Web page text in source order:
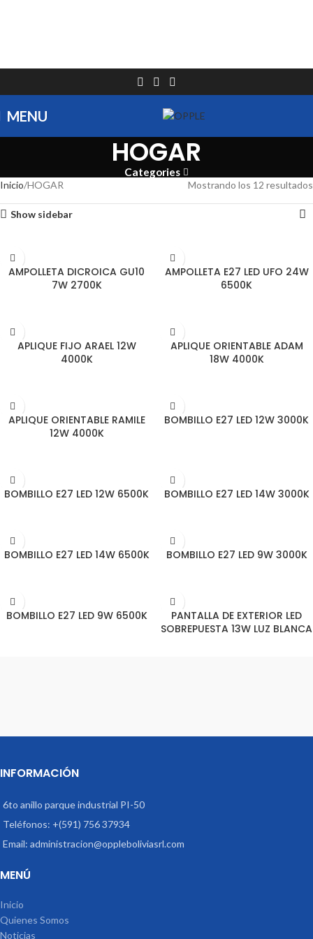
MENU
HOGAR
Categories
Inicio HOGAR Mostrando los 12 resultados
Show sidebar
AMPOLLETA DICROICA GU10
7W 2700K
AMPOLLETA E27 LED UFO 24W
6500K
APLIQUE FIJO ARAEL 12W
4000K
APLIQUE ORIENTABLE ADAM
18W 4000K
APLIQUE ORIENTABLE RAMILE
12W 4000K
BOMBILLO E27 LED 12W 3000K
BOMBILLO E27 LED 12W 6500K BOMBILLO E27 LED 14W 3000K
BOMBILLO E27 LED 14W 6500K BOMBILLO E27 LED 9W 3000K
BOMBILLO E27 LED 9W 6500K
PANTALLA DE EXTERIOR LED
SOBREPUESTA 13W LUZ BLANCA
INFORMACIÓN
6to anillo parque industrial PI-50
Teléfonos: +(591) 756 37934
Email: administracion@oppleboliviasrl.com
MENÚ
Inicio
Quienes Somos
Noticias